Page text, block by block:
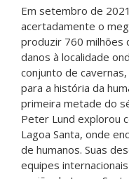
Em setembro de
acertadamente o
produzir 760 milhões
danos à localidade
conjunto de
para a história da
primeira metade do
Peter Lund explorou
Lagoa Santa, onde
de humanos. Suas
equipes